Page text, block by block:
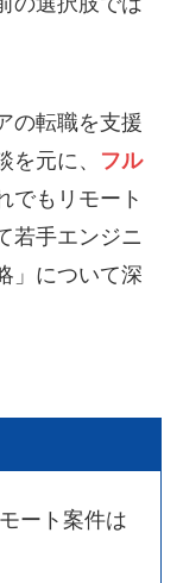
の転職を支援
元に、
フル
でもリモート
若手エンジニ
」について深
ート案件は